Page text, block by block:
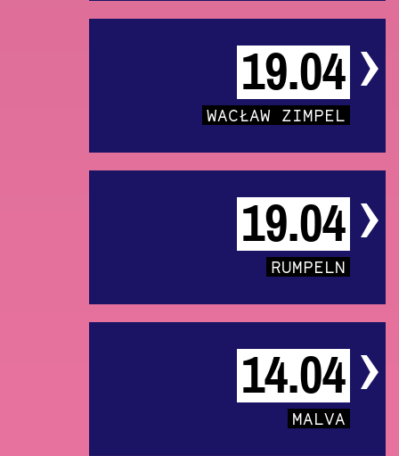
19.04
WACŁAW ZIMPEL
19.04
RUMPELN
14.04
MALVA